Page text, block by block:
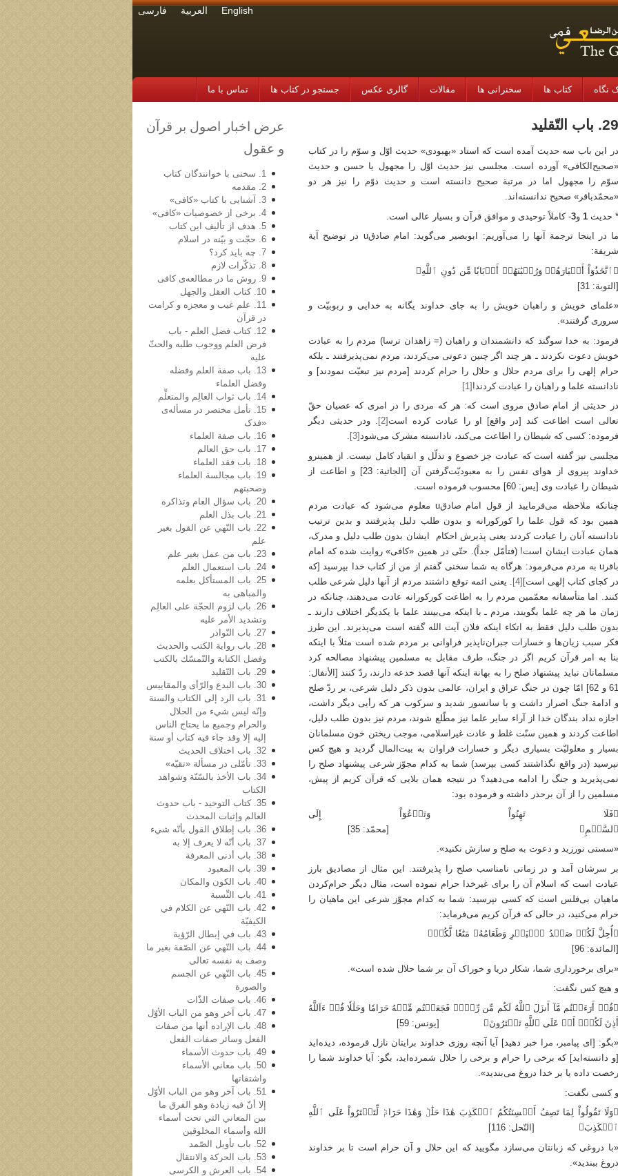
English العربية فارسی
نگاه کتاب ها سخنرانی ها مقالات گالری عکس جستجو در کتاب ها تماس با ما
29. باب التّقلید
در این باب سه حدیث آمده است که استاد «بهبودی» حدیث اوّل و سوّم را در کتاب
«صحیح‌الکافی» آورده است. مجلسی نیز حدیث اوّل را مجهول یا حسن و حدیث
سوّم را مجهول اما در مرتبة صحیح دانسته است و حدیث دوّم را نیز هر دو
«محمّدباقر» صحیح ندانسته‌اند.
* حدیث 1 و3- کاملاً توحیدی و موافق قرآن و بسیار عالی است.
ما در اینجا ترجمة آنها را می‌آوریم: ابوبصیر می‌گوید: امام صادقu در توضیح آیة
شریفة:
﴿ٱتَّخَذُوٓاْ أَحۡبَارَهُمۡ وَرُهۡبَٰنَهُمۡ أَرۡبَابٗا مِّن دُونِ ٱللَّهِ﴾
[التوبة: 31]
«علمای خویش و راهبان خویش را به جای خداوند یگانه به خدایی و ربوبیّت و
سروری گرفتند».
فرمود: به خدا سوگند که دانشمندان و راهبان (= زاهدان ترسا) مردم را به عبادت
خویش دعوت نکردند ـ هر چند اگر چنین دعوتی می‌‌کردند، مردم نمی‌پذیرفتند ـ بلکه
حرام إلهی را برای مردم حلال و حلال را حرام کردند [مردم نیز تبعیّت نمودند] و
نادانسته علما و راهبان را عبادت کردند! [1]
در حدیثی از امام صادق مروی است که: هر که مردی را در امری که عصیان حقّ
تعالی است اطاعت کند [در واقع] او را عبادت کرده است[2]
. ودر حدیثی دیگر
فرموده: کسی که شیطان را اطاعت می‌کند، نادانسته مشرک می‌شود[3]
.
مجلسی نیز گفته است که عبادت جز خضوع و تذلّل و انقیاد کامل نیست. از همین­رو
خداوند پیروی از هوای نفس را به معبودیّت‌گرفتن آن [الجاثیة: 23] و اطاعت از
شیطان را عبادت وی [یس: 60] محسوب فرموده است.
چنانکه ملاحظه می‌فرمایید از قول امام صادقu معلوم می‌شود که عبادت مردم
همین بود که قول علما را کورکورانه و بدون طلب دلیل پذیرفتند و بدین ترتیب
نادانسته آنان را عبادت کردند یعنی پذیرش احکام ایشان بدون طلب دلیل و مدرک،
همان عبادت ایشان است! (فتأمّل جداً). حتّی در همین «کافی» روایت شده که امام
باقرu به مردم می‌فرمود: هرگاه به شما سخنی گفتم از من از کتاب خدا بپرسید [که
در کجای کتاب إلهی است] [4]
. یعنی ائمه توقع داشتند مردم از آنها دلیل شرعی طلب
کنند. اما متأسفانه معمّمین مردم را به اطاعت کورکورانه عادت می‌دهند، چنانکه در
زمان ما هر چه علما بگویند، مردم ـ با اینکه می‌بینند علما با یکدیگر اختلاف دارند ـ
بدون طلب دلیل فقط به اتکاء اینکه فلان آیت ‌الله گفته است می‌پذیرند. این طرز
فکر سبب زیان‌ها و خسارات جبران‌ناپذیر فراوانی بر مردم شده است مثلاً با اینکه
بنا به امر قرآن کریم اگر در جنگ، طرف مقابل به مسلمین پیشنهاد مصالحه کرد
مسلمانان نباید پیشنهاد صلح را به بهانة اینکه آنها قصد خدعه دارند، ردّ کنند [الأنفال:
61 و 62] امّا چون در جنگ عراق و ایران، عالمی بدون ذکر دلیل شرعی، بر ردّ صلح
و ادامة جنگ اصرار داشت و با سانسور شدید و سرکوب هر که رأیی دیگر داشت،
اجازه نداد بندگان خدا از آراء سایر علما نیز مطّلع شوند، مردم نیز بدون طلب دلیل،
اطاعت کردند و همین سنّت غلط و عادت غیراسلامی، موجب ریختن خون مسلمانان
بسیار و معلولیّت بسیاری دیگر و خسارات فراوان به بیت‌المال گردید و هیچ کس
نپرسید (در واقع نگذاشتند کسی بپرسد) شما به کدام مجوّز شرعی پیشنهاد صلح را
نمی‌پذیرید و جنگ را ادامه می‌دهید؟ در نتیجه همان بلایی که قرآن کریم از پیش،
مسلمین را از آن برحذر داشته و فرموده بود:
﴿فَلَا تَهِنُواْ وَتَدۡعُوٓاْ إِلَى
ٱلسَّلۡمِ﴾ [محمّد: 35]
«سستی نورزید و دعوت به صلح و سازش نکنید».
بر سرشان آمد و در زمانی نامناسب صلح را پذیرفتند. این مثال از مصادیق بارز
عبادت است که اسلام آن را برای غیرخدا حرام نموده است، مثال دیگر حرام‌کردن
ماهیان بی‌فلس است که کسی نپرسید: شما به کدام مجوّز شرعی این ماهیان را
حرام می‌کنید، در حالی که قرآن کریم می‌فرماید:
﴿أُحِلَّ لَكُمۡ صَيۡدُ ٱلۡبَحۡرِ وَطَعَامُهُۥ مَتَٰعٗا لَّكُمۡ﴾
[المائدة: 96]
«برای برخورداری شما، شکار دریا و خوراک آن بر شما حلال شده است».
و هیچ کس نگفت:
﴿قُلۡ أَرَءَيۡتُم مَّآ أَنزَلَ ٱللَّهُ لَكُم مِّن رِّزۡقٖ فَجَعَلۡتُم مِّنۡهُ حَرَامٗا وَحَلَٰلٗا قُلۡ ءَآللَّهُ
أَذِنَ لَكُمۡۖ أَمۡ عَلَى ٱللَّهِ تَفۡتَرُونَ﴾ [یونس: 59]
«بگو: [ای پیامبر، مرا خبر دهید] آیا آنچه روزی خداوند برایتان نازل فرموده، دیده‌اید
[و دانسته‌اید] که برخی را حرام و برخی را حلال شمرده‌اید، بگو: آیا خداوند شما را
رخصت داده یا بر خدا دروغ می‌بندید».
و کسی نگفت:
﴿وَلَا تَقُولُواْ لِمَا تَصِفُ أَلۡسِنَتُكُمُ ٱلۡكَذِبَ هَٰذَا حَلَٰلٞ وَهَٰذَا حَرَامٞ لِّتَفۡتَرُواْ عَلَى ٱللَّهِ
ٱلۡكَذِبَ﴾ [النّحل: 116]
«با دروغی که زبانتان می‌سازد مگویید که این حلال و آن حرام است تا بر خداوند
دروغ ببندید».
عرض اخبار اصول بر قرآن
و عقول
1. سخنی با خوانندگان کتاب
2. مقدمه
3. آشنایی با کتاب «کافی»
4. برخی از خصوصیات «کافی»
5. هدف از تألیف این کتاب
6. حجّت و بیّنه در اسلام
7. چه باید کرد؟
8. تذکّرات لازم
9. روش ما در مطالعه‌ی کافی
10. کتاب العقل والجهل
11. علم غیب و معجزه و کرامت
در قرآن
12. کتاب فضل العلم - باب
فرض العلم ووجوب طلبه والحثّ
علیه
13. باب صفة العلم وفضله
وفضل العلماء
14. باب ثواب العالِم والمتعلِّم
15. تأمل مختصر در مسأله‌ی
«فدک
16. باب صفة العلماء
17. باب حق العالم
18. باب فقد العلماء
19. باب مجالسة العلماء
وصحبتهم
20. باب سؤال العام وتذاکره
21. باب بذل العلم
22. باب النّهي عن القول بغیر
علم
23. باب من عمل بغیر علم
24. باب استعمال العلم
25. باب المستأکل بعلمه
والمباهی به
26. باب لزوم الحجّة علی العالِم
وتشدید الأمر علیه
27. باب النّوادر
28. باب روایة الکتب والحدیث
وفضل الکتابة والتّمسّك بالكتب
29. باب التّقلید
30. باب البدع والرّأی والمقاییس
31. باب الرد إلی الکتاب والسنة
وإنّه لیس شيء من الحلال
والحرام وجمیع ما یحتاج الناس
إلیه إلا وقد جاء فیه کتاب أو سنة
32. باب اختلاف الحدیث
33. تأمّلی در مسألة «تقیّه»
34. باب الأخذ بالسّنّة وشواهد
الکتاب
35. کتاب التوحید - باب حدوث
العالم وإثبات المحدث
36. باب إطلاق القول بأنّه شيء
37. باب أنّه لا یعرف إلا به
38. باب أدنی المعرفة
39. باب المعبود
40. باب الکون والمکان
41. باب النِّسبة
42. باب النّهي عن الکلام في
الکیفیّة
43. باب في‌ إبطال الرّؤیة
44. باب النّهي عن الصّفة بغیر ما
وصف به نفسه تعالی
45. باب النّهي عن الجسم
والصورة
46. باب صفات الذّات
47. باب آخر وهو من الباب الأوّل
48. باب الإراده أنها من صفات
الفعل وسائر صفات الفعل
49. باب حدوث الأسماء
50. باب معاني الأسماء
واشتقاتها
51. باب آخر وهو من الباب الأوّل
إلا أنّ فیه زیادة وهو الفرق ما
بین المعاني التي تحت أسماء
الله وأسماء المخلوقین
52. باب تأویل الصّمد
53. باب الحرکة والانتقال
54. باب العرش و الکرسی